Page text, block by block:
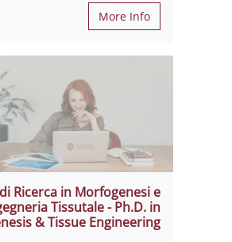
More Info
Ricerca in Morfogenesi e
Tissutale - Ph.D. in
& Tissue Engineering